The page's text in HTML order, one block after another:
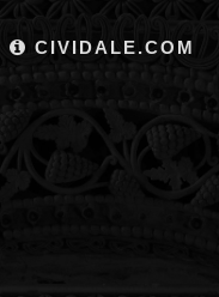
CIVIDALE.COM